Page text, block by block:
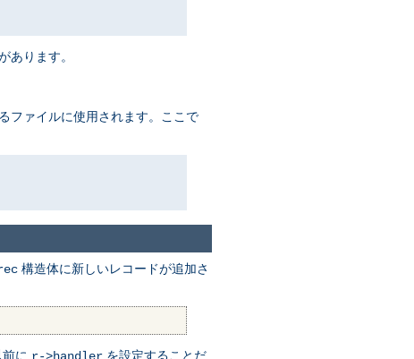
あります。
ファイルに使用されます。ここで
構造体に新しいレコードが追加さ
に を設定することだ